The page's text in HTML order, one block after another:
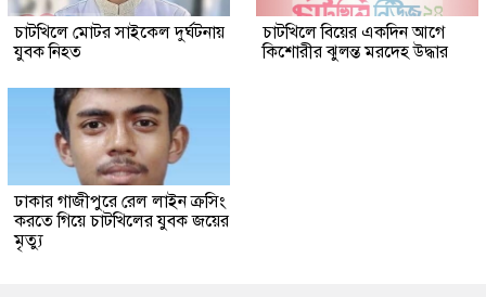
চাটখিলে মোটর সাইকেল দুর্ঘটনায়
যুবক নিহত
চাটখিলে বিয়ের একদিন আগে
কিশোরীর ঝুলন্ত মরদেহ উদ্ধার
ঢাকার গাজীপুরে রেল লাইন ক্রসিং
করতে গিয়ে চাটখিলের যুবক জয়ের
মৃত্যু